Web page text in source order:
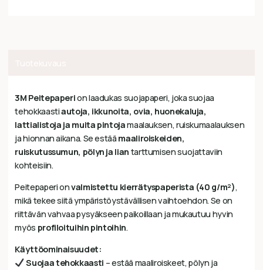
3M Peitepaperion laadukas suojapaperi, joka suojaa
tehokkaastiautoja, ikkunoita, ovia, huonekaluja,
lattialistoja ja muita pintojamaalauksen, ruiskumaalauksen
ja hionnan aikana. Se estää maaliroiskeiden,
ruiskutussumun, pölyn ja lian tarttumisen suojattaviin
kohteisiin.
Peitepaperi onvalmistettu kierrätyspaperista (40 g/m²),
mikä tekee siitä ympäristöystävällisen vaihtoehdon. Se on
riittävän vahvaa pysyäkseen paikoillaan ja mukautuu hyvin
myös profiloituihin pintoihin.
Käyttöominaisuudet:
Suojaa tehokkaasti – estää maaliroiskeet, pölyn ja